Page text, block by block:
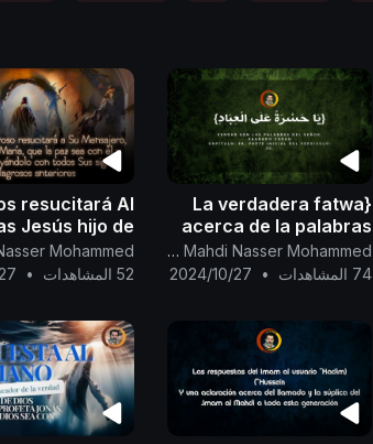
{La verdadera fatwa
acerca de la palabras
de Dios Todopoderoso
: {يَا حَسْرَةً عَلَى الْعِبَادِ}
Canal Oficial Del Imam Al Mahdi Nasser Mohammed
74 المشاهدات
•
2024/10/27
resucitará Al
Jesús hijo de
con
Sus signos
52 المشاهدات
•